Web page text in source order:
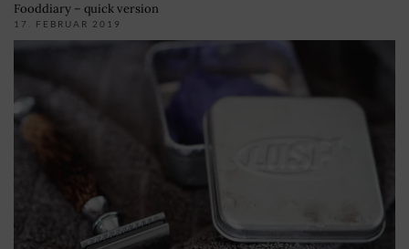
Fooddiary – quick version
17. FEBRUAR 2019